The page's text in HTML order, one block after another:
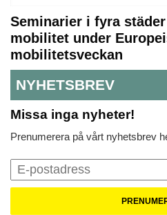
Seminarier i fyra
mobilitet under
mobilitetsveckan
NYHETSBREV
Missa inga nyheter!
Prenumerera på vårt nyhetsbrev